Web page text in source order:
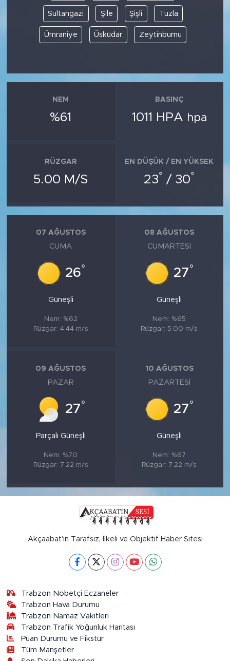
Sultangazi Şile Şişli Tuzla
Ümraniye Üsküdar Zeytinburnu
NEM
%61
BASINÇ
1011 HPA hpa
RÜZGAR
5.00 M/S
EN DÜŞÜK / EN YÜKSEK
23° / 30°
07 AĞUSTOS
CUMA
26°
Güneşli
Nem: %62
Rüzgar: 4.44 m/s
08 AĞUSTOS
CUMARTESI
27°
Güneşli
Nem: %65
Rüzgar: 5.00 m/s
09 AĞUSTOS
PAZAR
27°
Parçalı Güneşli
Nem: %70
Rüzgar: 7.22 m/s
10 AĞUSTOS
PAZARTESI
27°
Güneşli
Nem: %67
Rüzgar: 7.22 m/s
Akçaabat'ın Tarafsız, İlkeli ve Objektif Haber Sitesi
Trabzon Nöbetçi Eczaneler
Trabzon Hava Durumu
Trabzon Namaz Vakitleri
Trabzon Trafik Yoğunluk Haritası
Puan Durumu ve Fikstür
Tüm Manşetler